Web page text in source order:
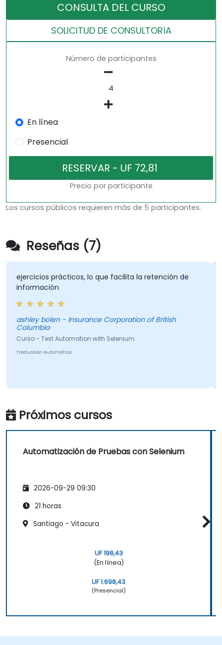
CONSULTA DEL CURSO
SOLICITUD DE CONSULTORíA
Número de participantes
En línea
Presencial
Precio por participante
Los cursos públicos requieren más de 5 participantes.
Reseñas (7)
ejercicios prácticos, lo que facilita la retención de
información
ashley bolen - Insurance Corporation of British
Columbia
Curso - Test Automation with Selenium
Traducción Automática
Próximos cursos
Automatización de Pruebas con Selenium
2026-09-29 09:30
21 horas
Santiago - Vitacura
UF 198,43
(En línea)
UF 1.698,43
(Presencial)